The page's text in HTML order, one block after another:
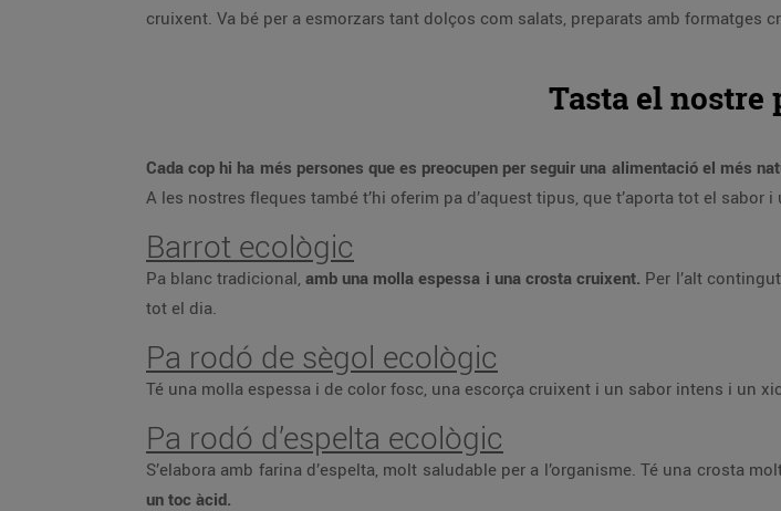
cruixent. Va bé per a esmorzars tant dolços com salats, preparats amb formatges
Tasta el nostre
Cada cop hi ha més persones que es preocupen per seguir una alimentació el més
A les nostres fleques també t’hi oferim pa d’aquest tipus, que t’aporta tot el
Barrot ecològic
Pa blanc tradicional, amb una molla espessa i una crosta cruixent. Per l’alt
tot el dia.
Pa rodó de sègol ecològic
Té una molla espessa i de color fosc, una escorça cruixent i un sabor intens i un
Pa rodó d’espelta ecològic
S’elabora amb farina d’espelta, molt saludable per a l’organisme. Té una crosta
un toc àcid.